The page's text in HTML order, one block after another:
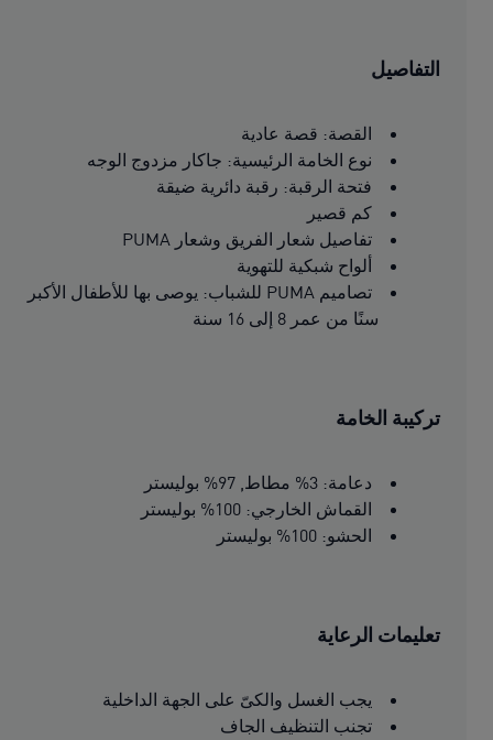
التفاصيل
القصة: قصة عادية
نوع الخامة الرئيسية: جاكار مزدوج الوجه
فتحة الرقبة: رقبة دائرية ضيقة
كم قصير
تفاصيل شعار الفريق وشعار PUMA
ألواح شبكية للتهوية
تصاميم PUMA للشباب: يوصى بها للأطفال الأكبر
سنًا من عمر 8 إلى 16 سنة
تركيبة الخامة
دعامة: 3% مطاط, 97% بوليستر
القماش الخارجي: 100% بوليستر
الحشو: 100% بوليستر
تعليمات الرعاية
يجب الغسل والكىّ على الجهة الداخلية
تجنب التنظيف الجاف